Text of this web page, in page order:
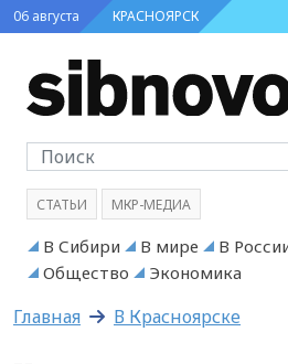
06 августа КРАСНОЯРСК
СТАТЬИ МКР-МЕДИА
В Сибири В мире В
Общество
Экономика
Главная В Красноярске